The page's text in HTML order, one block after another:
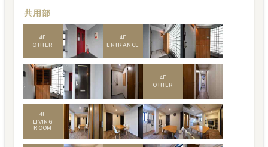
空室状況 運営者
共用部
4F
OTHER
4F
ENTRANCE
4F
OTHER
4F
LIVING
ROOM